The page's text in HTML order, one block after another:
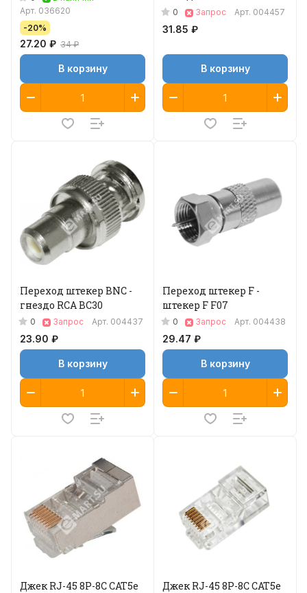
Арт. 036620
-20%
27.20 ₽ 34 ₽
В корзину
двухсекционный BC05
0 Запрос Арт. 004457
31.85 ₽
В корзину
Переход штекер BNC -
гнездо RCA BC30
0 Запрос Арт. 004437
23.90 ₽
В корзину
Переход штекер F -
штекер F F07
0 Запрос Арт. 004438
29.47 ₽
В корзину
Джек RJ-45 8P-8C CAT5e
Джек RJ-45 8P-8C CAT5e